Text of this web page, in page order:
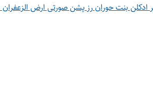
بنت حوران رز پشن صورتی ارض الزعفران ۱۰۰ میل اصل